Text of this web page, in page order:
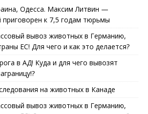
Одесса. Максим Литвин —
к 7,5 годам тюрьмы
вывоз животных в Германию,
ЕС! Для чего и как это делается?
в АД! Куда и для чего вывозят
на животных в Канаде
вывоз животных в Германию,